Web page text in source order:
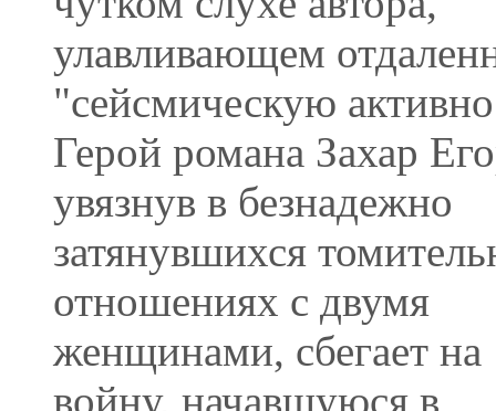
улавливающем
"сейсмическую
Герой романа Захар
увязнув в безнадежно
затянувшихся
отношениях с двумя
женщинами, сбегает на
войну, начавшуюся в